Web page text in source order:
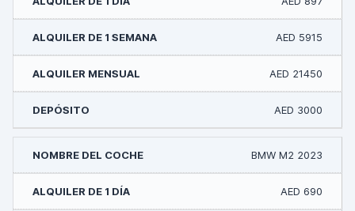
AED 5915
AED 21450
AED 3000
BMW M2 2023
AED 690